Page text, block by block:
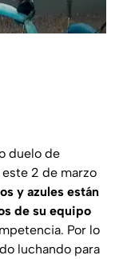
duelo de
este 2 de marzo
y azules están
de su equipo
Por lo
luchando para